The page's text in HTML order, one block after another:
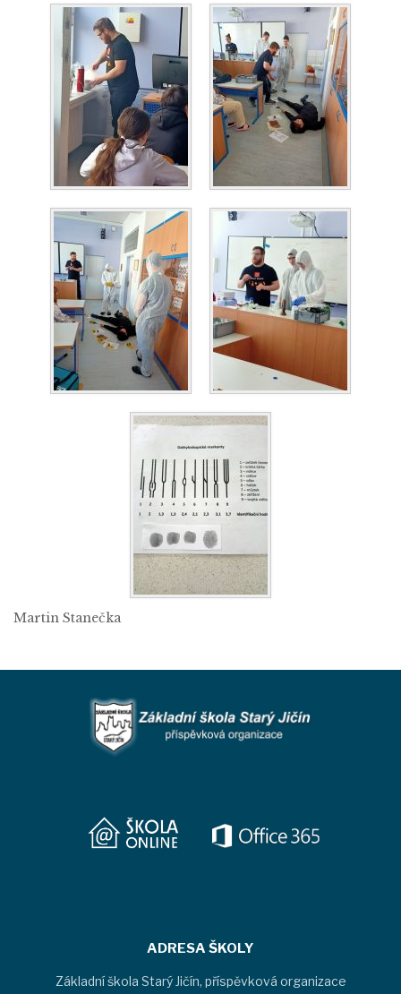
Martin Stanečka
ADRESA ŠKOLY
Základní škola Starý Jičín, příspěvková organizace